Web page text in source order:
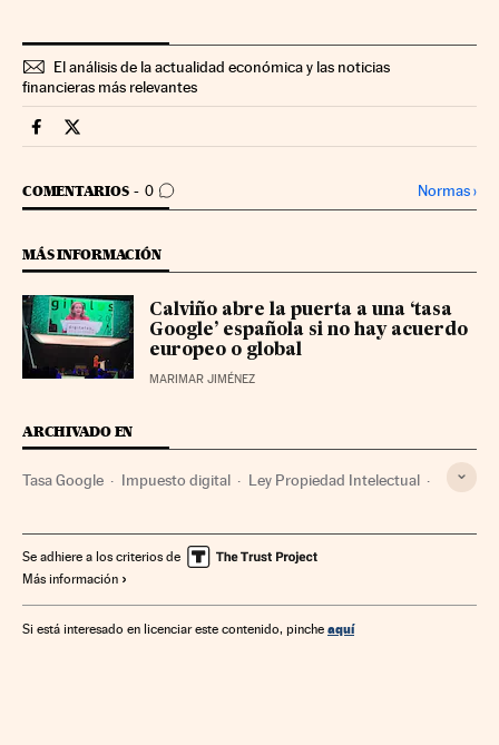
El análisis de la actualidad económica y las noticias
financieras más relevantes
Economia Cinco Días en Facebook
Economia Cinco Días en Twitter
COMENTARIOS 0
IR A LOS COMENTARIOS Normas›
MÁS INFORMACIÓN
Calviño abre la puerta a una ‘tasa
Google’ española si no hay acuerdo
europeo o global
MARIMAR JIMÉNEZ
ARCHIVADO EN
Tasa Google Impuesto digital Ley Propiedad Intelectual
Prensa digital Patronal Legislación española
Legislación cultural Propiedad Relaciones laborales
Se adhiere a los criterios de
Más información
Si está interesado en licenciar este contenido, pinche aquí